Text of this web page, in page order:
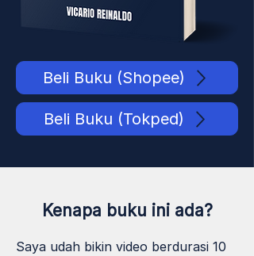
Beli Buku (Shopee)
Beli Buku (Tokped)
Kenapa buku ini ada?
Saya udah bikin video berdurasi 10